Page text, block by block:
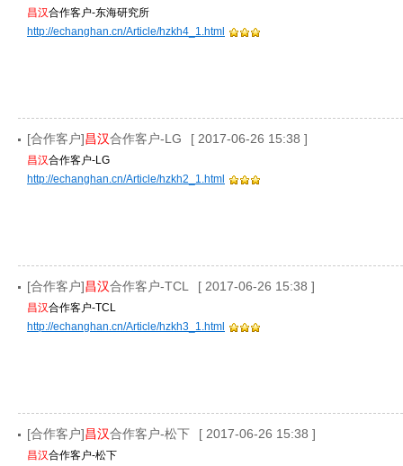
昌汉合作客户-东海研究所
http://echanghan.cn/Article/hzkh4_1.html
[合作客户]昌汉合作客户-LG [ 2017-06-26 15:38 ]
昌汉合作客户-LG
http://echanghan.cn/Article/hzkh2_1.html
[合作客户]昌汉合作客户-TCL [ 2017-06-26 15:38 ]
昌汉合作客户-TCL
http://echanghan.cn/Article/hzkh3_1.html
[合作客户]昌汉合作客户-松下 [ 2017-06-26 15:38 ]
昌汉合作客户-松下